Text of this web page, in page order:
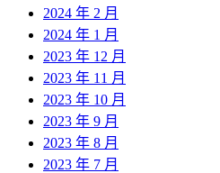
2024 年 2 月
2024 年 1 月
2023 年 12 月
2023 年 11 月
2023 年 10 月
2023 年 9 月
2023 年 8 月
2023 年 7 月